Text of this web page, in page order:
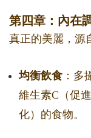
第四章：內在
真正的美麗，源
均衡飲食 ：多
維生素C（促
化）的食物。